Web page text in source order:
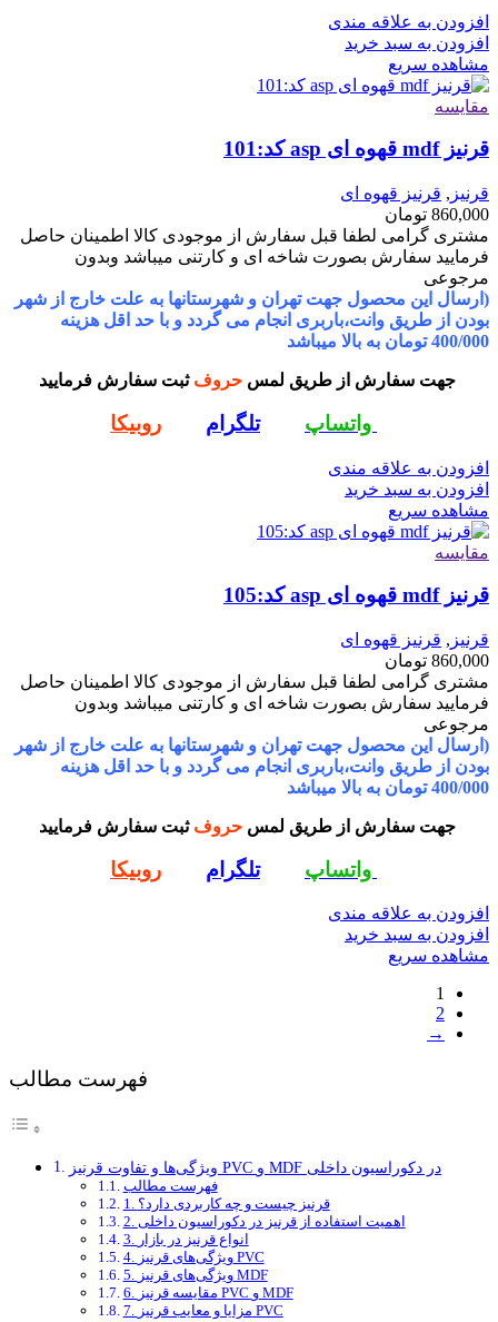
افزودن به علاقه مندی
افزودن به سبد خرید
مشاهده سریع
مقایسه
قرنیز mdf قهوه ای asp کد:101
قرنیز , قرنیز قهوه ای
860,000 تومان
مشتری گرامی لطفا قبل سفارش از موجودی کالا اطمینان حاصل
فرمایید سفارش بصورت شاخه ای و کارتنی میباشد وبدون
مرجوعی
(ارسال این محصول جهت تهران و شهرستانها به علت خارج از شهر
بودن از طریق وانت،باربری انجام می گردد و با حد اقل هزینه
400/000 تومان به بالا میباشد
جهت سفارش از طریق لمسحروف ثبت سفارش فرمایید
واتساپ تلگرام روبیکا
افزودن به علاقه مندی
افزودن به سبد خرید
مشاهده سریع
مقایسه
قرنیز mdf قهوه ای asp کد:105
قرنیز , قرنیز قهوه ای
860,000 تومان
مشتری گرامی لطفا قبل سفارش از موجودی کالا اطمینان حاصل
فرمایید سفارش بصورت شاخه ای و کارتنی میباشد وبدون
مرجوعی
(ارسال این محصول جهت تهران و شهرستانها به علت خارج از شهر
بودن از طریق وانت،باربری انجام می گردد و با حد اقل هزینه
400/000 تومان به بالا میباشد
جهت سفارش از طریق لمسحروف ثبت سفارش فرمایید
واتساپ تلگرام روبیکا
افزودن به علاقه مندی
افزودن به سبد خرید
مشاهده سریع
1
2
→
فهرست مطالب
ویژگی‌ها و تفاوت قرنیز PVC و MDF در دکوراسیون داخلی
فهرست مطالب
1. قرنیز چیست و چه کاربردی دارد؟
2. اهمیت استفاده از قرنیز در دکوراسیون داخلی
3. انواع قرنیز در بازار
4. ویژگی‌های قرنیز PVC
5. ویژگی‌های قرنیز MDF
6. مقایسه قرنیز PVC و MDF
7. مزایا و معایب قرنیز PVC